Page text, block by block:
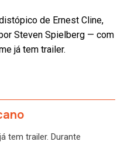
de Ernest Cline,
Steven Spielberg — com
já tem trailer.
tem trailer. Durante